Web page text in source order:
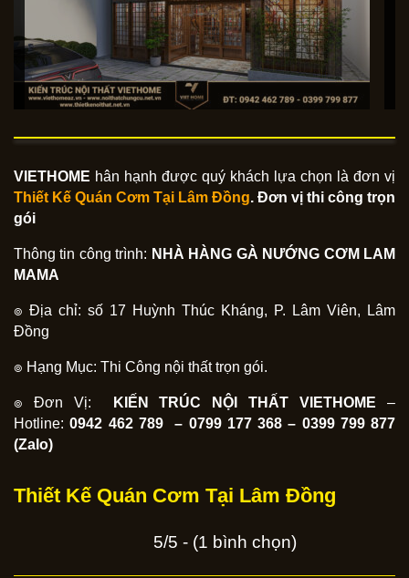
VIETHOME hân hạnh được quý khách lựa chọn là đơn vị
Thiết Kế Quán Cơm Tại Lâm Đồng. Đơn vị thi công trọn
gói
Thông tin công trình: NHÀ HÀNG GÀ NƯỚNG CƠM LAM
MAMA
๏ Địa chỉ: số 17 Huỳnh Thúc Kháng, P. Lâm Viên, Lâm
Đồng
๏ Hạng Mục: Thi Công nội thất trọn gói.
๏ Đơn Vị: KIẾN TRÚC NỘI THẤT VIETHOME –
Hotline:0942 462 789 – 0799 177 368 – 0399 799 877
(Zalo)
Thiết Kế Quán Cơm Tại Lâm Đồng
5/5 - (1 bình chọn)